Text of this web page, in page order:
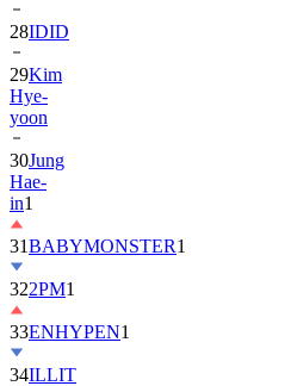
29Kim
Hye-
yoon
30Jung
Hae-
in1
31BABYMONSTER
322PM1
33ENHYPEN
34ILLIT
35ATEEZ